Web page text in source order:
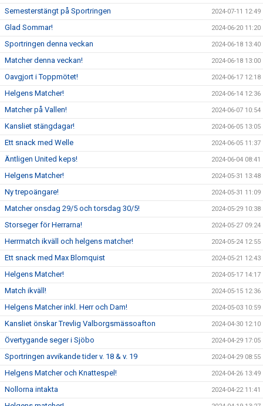
Semesterstängt på Sportringen 2024-07-11 12:49
Glad Sommar! 2024-06-20 11:20
Sportringen denna veckan 2024-06-18 13:40
Matcher denna veckan! 2024-06-18 13:00
Oavgjort i Toppmötet! 2024-06-17 12:18
Helgens Matcher! 2024-06-14 12:36
Matcher på Vallen! 2024-06-07 10:54
Kansliet stängdagar! 2024-06-05 13:05
Ett snack med Welle 2024-06-05 11:37
Äntligen United keps! 2024-06-04 08:41
Helgens Matcher! 2024-05-31 13:48
Ny trepoängare! 2024-05-31 11:09
Matcher onsdag 29/5 och torsdag 30/5! 2024-05-29 10:38
Storseger för Herrarna! 2024-05-27 09:24
Herrmatch ikväll och helgens matcher! 2024-05-24 12:55
Ett snack med Max Blomquist 2024-05-21 12:43
Helgens Matcher! 2024-05-17 14:17
Match ikväll! 2024-05-15 12:36
Helgens Matcher inkl. Herr och Dam! 2024-05-03 10:59
Kansliet önskar Trevlig Valborgsmässoafton 2024-04-30 12:10
Övertygande seger i Sjöbo 2024-04-29 17:05
Sportringen avvikande tider v. 18 & v. 19 2024-04-29 08:55
Helgens Matcher och Knattespel! 2024-04-26 13:49
Nollorna intakta 2024-04-22 11:41